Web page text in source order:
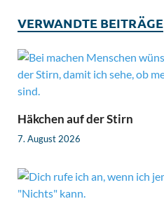
VERWANDTE BEITRÄGE
Häkchen auf der Stirn
7. August 2026